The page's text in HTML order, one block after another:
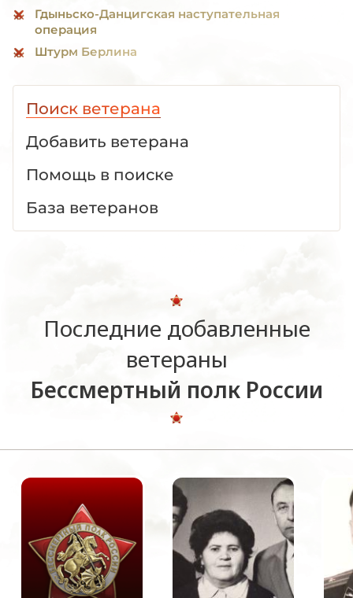
Гдыньско-Данцигская наступательная
операция
Штурм Берлина
Поиск ветерана
Добавить ветерана
Помощь в поиске
База ветеранов
Последние добавленные
ветераны
Бессмертный полк России